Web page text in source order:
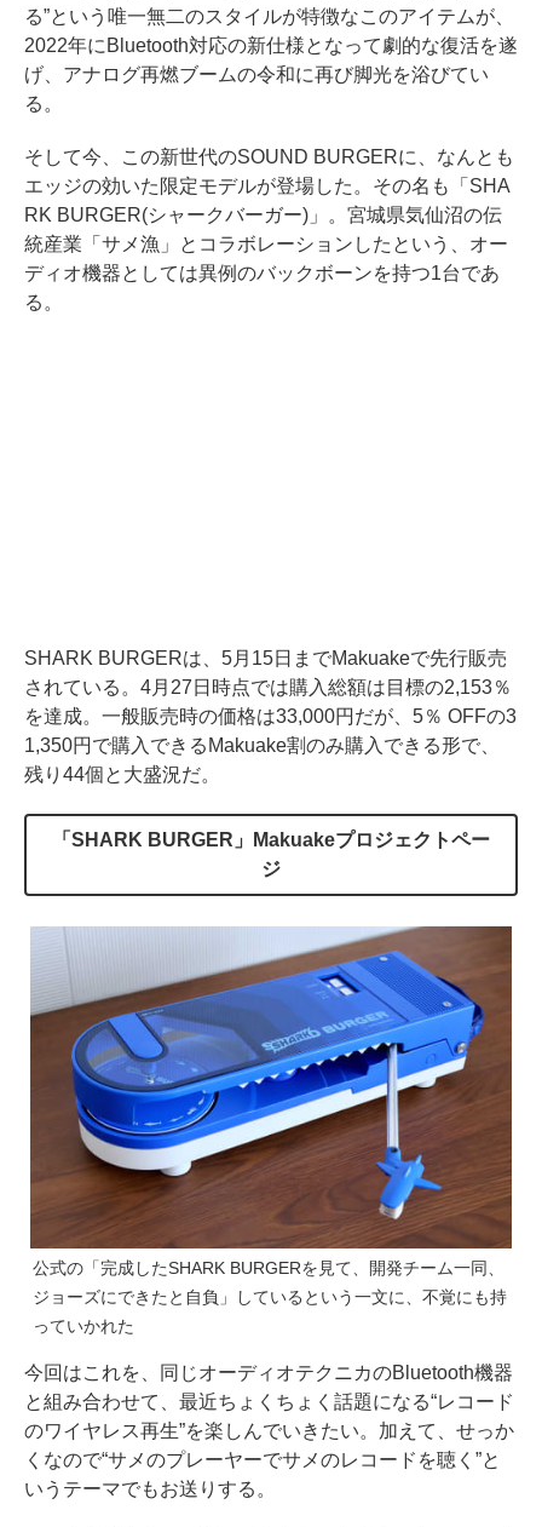
る”という唯一無二のスタイルが特徴なこのアイテムが、
2022年にBluetooth対応の新仕様となって劇的な復活を遂
げ、アナログ再燃ブームの令和に再び脚光を浴びてい
る。
そして今、この新世代のSOUND BURGERに、なんとも
エッジの効いた限定モデルが登場した。その名も「SHA
RK BURGER(シャークバーガー)」。宮城県気仙沼の伝
統産業「サメ漁」とコラボレーションしたという、オー
ディオ機器としては異例のバックボーンを持つ1台であ
る。
SHARK BURGERは、5月15日までMakuakeで先行販売
されている。4月27日時点では購入総額は目標の2,153％
を達成。一般販売時の価格は33,000円だが、5％ OFFの3
1,350円で購入できるMakuake割のみ購入できる形で、
残り44個と大盛況だ。
「SHARK BURGER」Makuakeプロジェクトペー
ジ
公式の「完成したSHARK BURGERを見て、開発チーム一同、
ジョーズにできたと自負」しているという一文に、不覚にも持
っていかれた
今回はこれを、同じオーディオテクニカのBluetooth機器
と組み合わせて、最近ちょくちょく話題になる“レコード
のワイヤレス再生”を楽しんでいきたい。加えて、せっか
くなので“サメのプレーヤーでサメのレコードを聴く”と
いうテーマでもお送りする。